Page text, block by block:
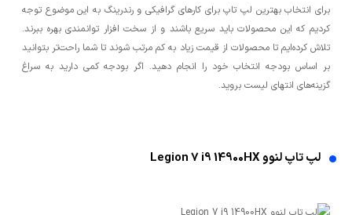
برای انتخاب بهترین لپ تاپ برای کارهای گرافیکی و رندرینگ به این موضوع توجه
کردیم که این محصولات باید سریع باشند و از سخت افزار توانمندی بهره ببرند.
تلاش کرده‌ایم تا محصولات از قیمت زیاد به کم مرتب شوند تا شما راحت‌تر بتوانید
بر اساس بودجه انتخاب خود را انجام دهید. اگر بودجه کمی دارید به سراغ
گزینه‌های انتهای لیست بروید.
لپ تاپ لنوو Legion 7 i9 14900HX